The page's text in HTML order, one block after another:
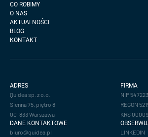
CO ROBIMY
O NAS
AKTUALNOŚCI
BLOG
KONTAKT
ADRES
Quidea sp. z o.o.
Sienna 75, piętro 8
00-833 Warszawa
FIRMA
NIP
REGON
KRS
DANE KONTAKTOWE
biuro@quidea.pl
LINKEDIN